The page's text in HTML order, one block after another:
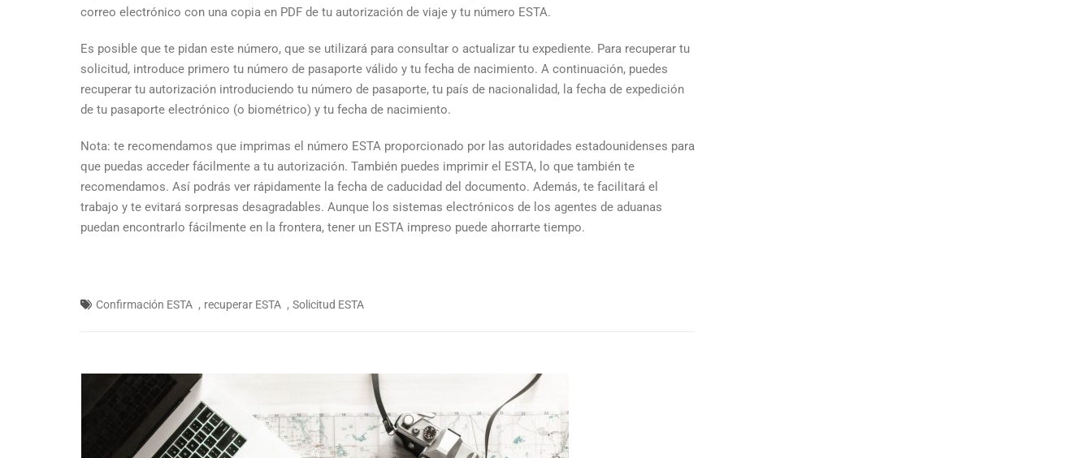
correo electrónico con una copia en PDF de tu autorización de viaje y tu número ESTA.
Es posible que te pidan este número, que se utilizará para consultar o actualizar tu expediente. Para recuperar tu
solicitud, introduce primero tu número de pasaporte válido y tu fecha de nacimiento. A continuación, puedes
recuperar tu autorización introduciendo tu número de pasaporte, tu país de nacionalidad, la fecha de expedición
de tu pasaporte electrónico (o biométrico) y tu fecha de nacimiento.
Nota: te recomendamos que imprimas el número ESTA proporcionado por las autoridades estadounidenses para
que puedas acceder fácilmente a tu autorización. También puedes imprimir el ESTA, lo que también te
recomendamos. Así podrás ver rápidamente la fecha de caducidad del documento. Además, te facilitará el
trabajo y te evitará sorpresas desagradables. Aunque los sistemas electrónicos de los agentes de aduanas
puedan encontrarlo fácilmente en la frontera, tener un ESTA impreso puede ahorrarte tiempo.
Confirmación ESTA , recuperar ESTA , Solicitud ESTA